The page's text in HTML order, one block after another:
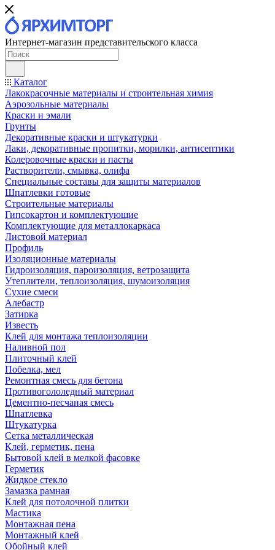
Интернет-магазин представительского класса
Каталог
Лакокрасочные материалы и строительная химия
Аэрозольные материалы
Краски и эмали
Грунты
Декоративные краски и штукатурки
Лаки, декоративные пропитки, морилки, антисептики
Колеровочные краски и пасты
Растворители, смывка, олифа
Специальные составы для защиты материалов
Шпатлевки готовые
Строительные материалы
Гипсокартон и комплектующие
Комплектующие для металлокаркаса
Листовой материал
Профиль
Изоляционные материалы
Гидроизоляция, пароизоляция, ветрозащита
Утеплители, теплоизоляция, шумоизоляция
Сухие смеси
Алебастр
Затирка
Известь
Клей для монтажа теплоизоляции
Наливной пол
Плиточный клей
Побелка, мел
Ремонтная смесь для бетона
Противогололедный материал
Цементно-песчаная смесь
Шпатлевка
Штукатурка
Сетка металлическая
Клей, герметик, пена
Бытовой клей в мелкой фасовке
Герметик
Жидкое стекло
Замазка рамная
Клей для потолочной плитки
Мастика
Монтажная пена
Монтажный клей
Обойный клей